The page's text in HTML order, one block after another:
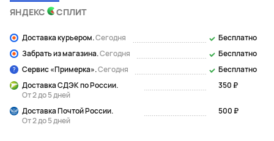
ЯНДЕКС
СПЛИТ
Доставка курьером.Сегодня
Бесплатно
Забрать из магазина.Сегодня
Бесплатно
Сервис «Примерка».Сегодня
Бесплатно
Доставка СДЭК по России.
От 2 до 5 дней
350 ₽
Доставка Почтой России.
От 2 до 5 дней
500 ₽